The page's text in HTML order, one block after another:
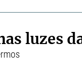
luzes